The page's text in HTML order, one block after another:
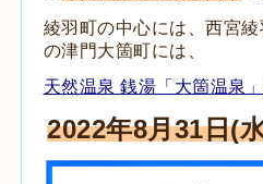
綾羽町の中心には、西宮
の津門大箇町には、
天然温泉 銭湯「大箇温泉」
2022年8月31日(